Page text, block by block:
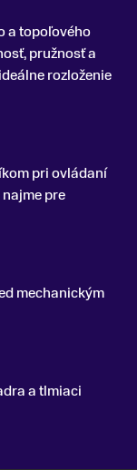
a topoľového
pružnosť a
rozloženie
pri ovládaní
pre
mechanickým
a tlmiaci